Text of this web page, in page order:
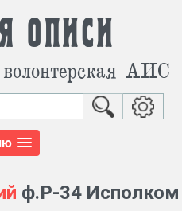
описи
АИС
ф.Р-34 Исполком